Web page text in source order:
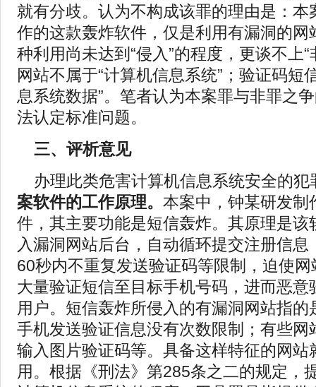
就有分歧。认为不构成该罪的理由是：本
作的这款轰炸软件，仅是利用有漏洞的网
种利用尚未达到“侵入”的程度，更谈不上
网站不属于“计算机信息系统”；验证码短
息系统数据”。笔者认为本案罪与非罪之
法认定标准问题。
三、评析意见
办理此类危害计算机信息系统安全的犯
案软件的工作原理。 本案中，钟某研发制
件，其主要功能是短信轰炸。其原理是该
入漏洞网站后台，自动循环提交注册信息
60秒内不重复发送验证码等限制，迫使
大量验证短信至目标手机号码，进而恶意
用户。短信轰炸所侵入的有漏洞网站指的
手机发送验证信息没有次数限制；有些网
输入图片验证码等。具备这样特征的网站
用。根据《刑法》第285条之二的规定，